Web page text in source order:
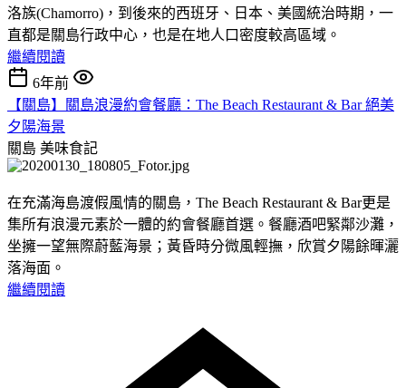
洛族(Chamorro)，到後來的西班牙、日本、美國統治時期，一
直都是關島行政中心，也是在地人口密度較高區域。
繼續閱讀
6年前
【關島】關島浪漫約會餐廳：The Beach Restaurant & Bar 絕美
夕陽海景
關島 美味食記
在充滿海島渡假風情的關島，The Beach Restaurant & Bar更是
集所有浪漫元素於一體的約會餐廳首選。餐廳酒吧緊鄰沙灘，
坐擁一望無際蔚藍海景；黃昏時分微風輕撫，欣賞夕陽餘暉灑
落海面。
繼續閱讀